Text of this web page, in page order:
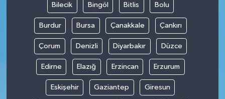
Bilecik Bingöl Bitlis Bolu
Burdur Bursa Çanakkale Çankırı
Çorum Denizli Diyarbakır Düzce
Edirne Elazığ Erzincan Erzurum
Eskişehir Gaziantep Giresun